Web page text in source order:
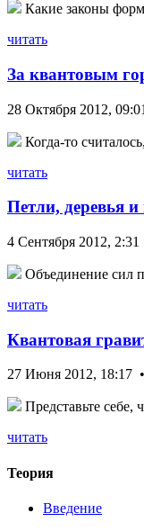
Какие законы
читать
За квантовым
28 Октября 2012,
Когда-то
читать
Петли, деревья
4 Сентября 2012,
Объединение сил
читать
Квантовая
27 Июня 2012, 18:17
Представьте
читать
Теория
Введение